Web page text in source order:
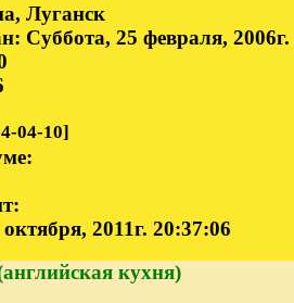
Луганск
: Суббота, 25 февраля, 2006г.
04-10]
2011г. 20:37:06
кухня)